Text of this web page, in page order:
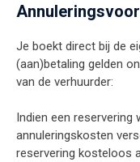
Je boekt direct bij de
(aan)betaling gelden
van de verhuurder:
Indien een reservering
annuleringskosten
reservering kosteloos